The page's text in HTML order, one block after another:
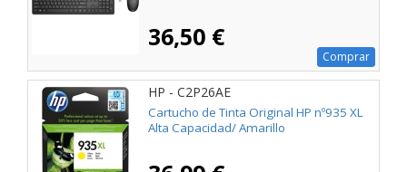
36,50 €
Comprar
HP - C2P26AE
Cartucho de Tinta Original HP nº935 XL
Alta Capacidad/ Amarillo